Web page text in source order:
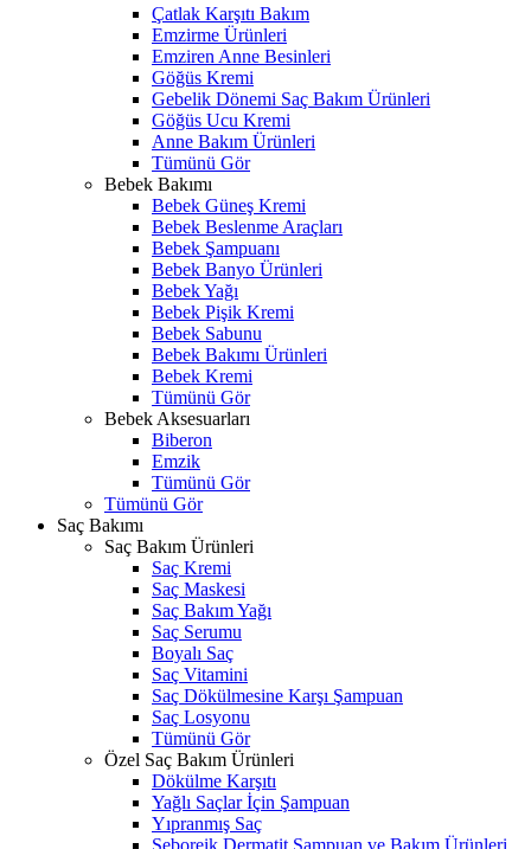
Çatlak Karşıtı Bakım
Emzirme Ürünleri
Emziren Anne Besinleri
Göğüs Kremi
Gebelik Dönemi Saç Bakım Ürünleri
Göğüs Ucu Kremi
Anne Bakım Ürünleri
Tümünü Gör
Bebek Bakımı
Bebek Güneş Kremi
Bebek Beslenme Araçları
Bebek Şampuanı
Bebek Banyo Ürünleri
Bebek Yağı
Bebek Pişik Kremi
Bebek Sabunu
Bebek Bakımı Ürünleri
Bebek Kremi
Tümünü Gör
Bebek Aksesuarları
Biberon
Emzik
Tümünü Gör
Tümünü Gör
Saç Bakımı
Saç Bakım Ürünleri
Saç Kremi
Saç Maskesi
Saç Bakım Yağı
Saç Serumu
Boyalı Saç
Saç Vitamini
Saç Dökülmesine Karşı Şampuan
Saç Losyonu
Tümünü Gör
Özel Saç Bakım Ürünleri
Dökülme Karşıtı
Yağlı Saçlar İçin Şampuan
Yıpranmış Saç
Seboreik Dermatit Şampuan ve Bakım Ürünleri